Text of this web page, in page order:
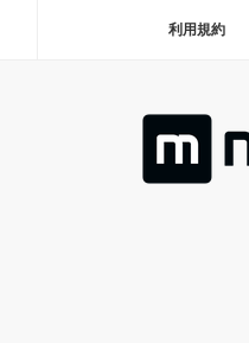
利用規約